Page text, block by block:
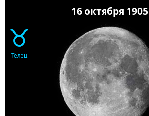
16 октября 1905
♉
Телец